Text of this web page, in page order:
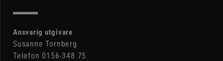
Ansvarig utgivare
Susanne Tornberg
Telefon 0156-348 75